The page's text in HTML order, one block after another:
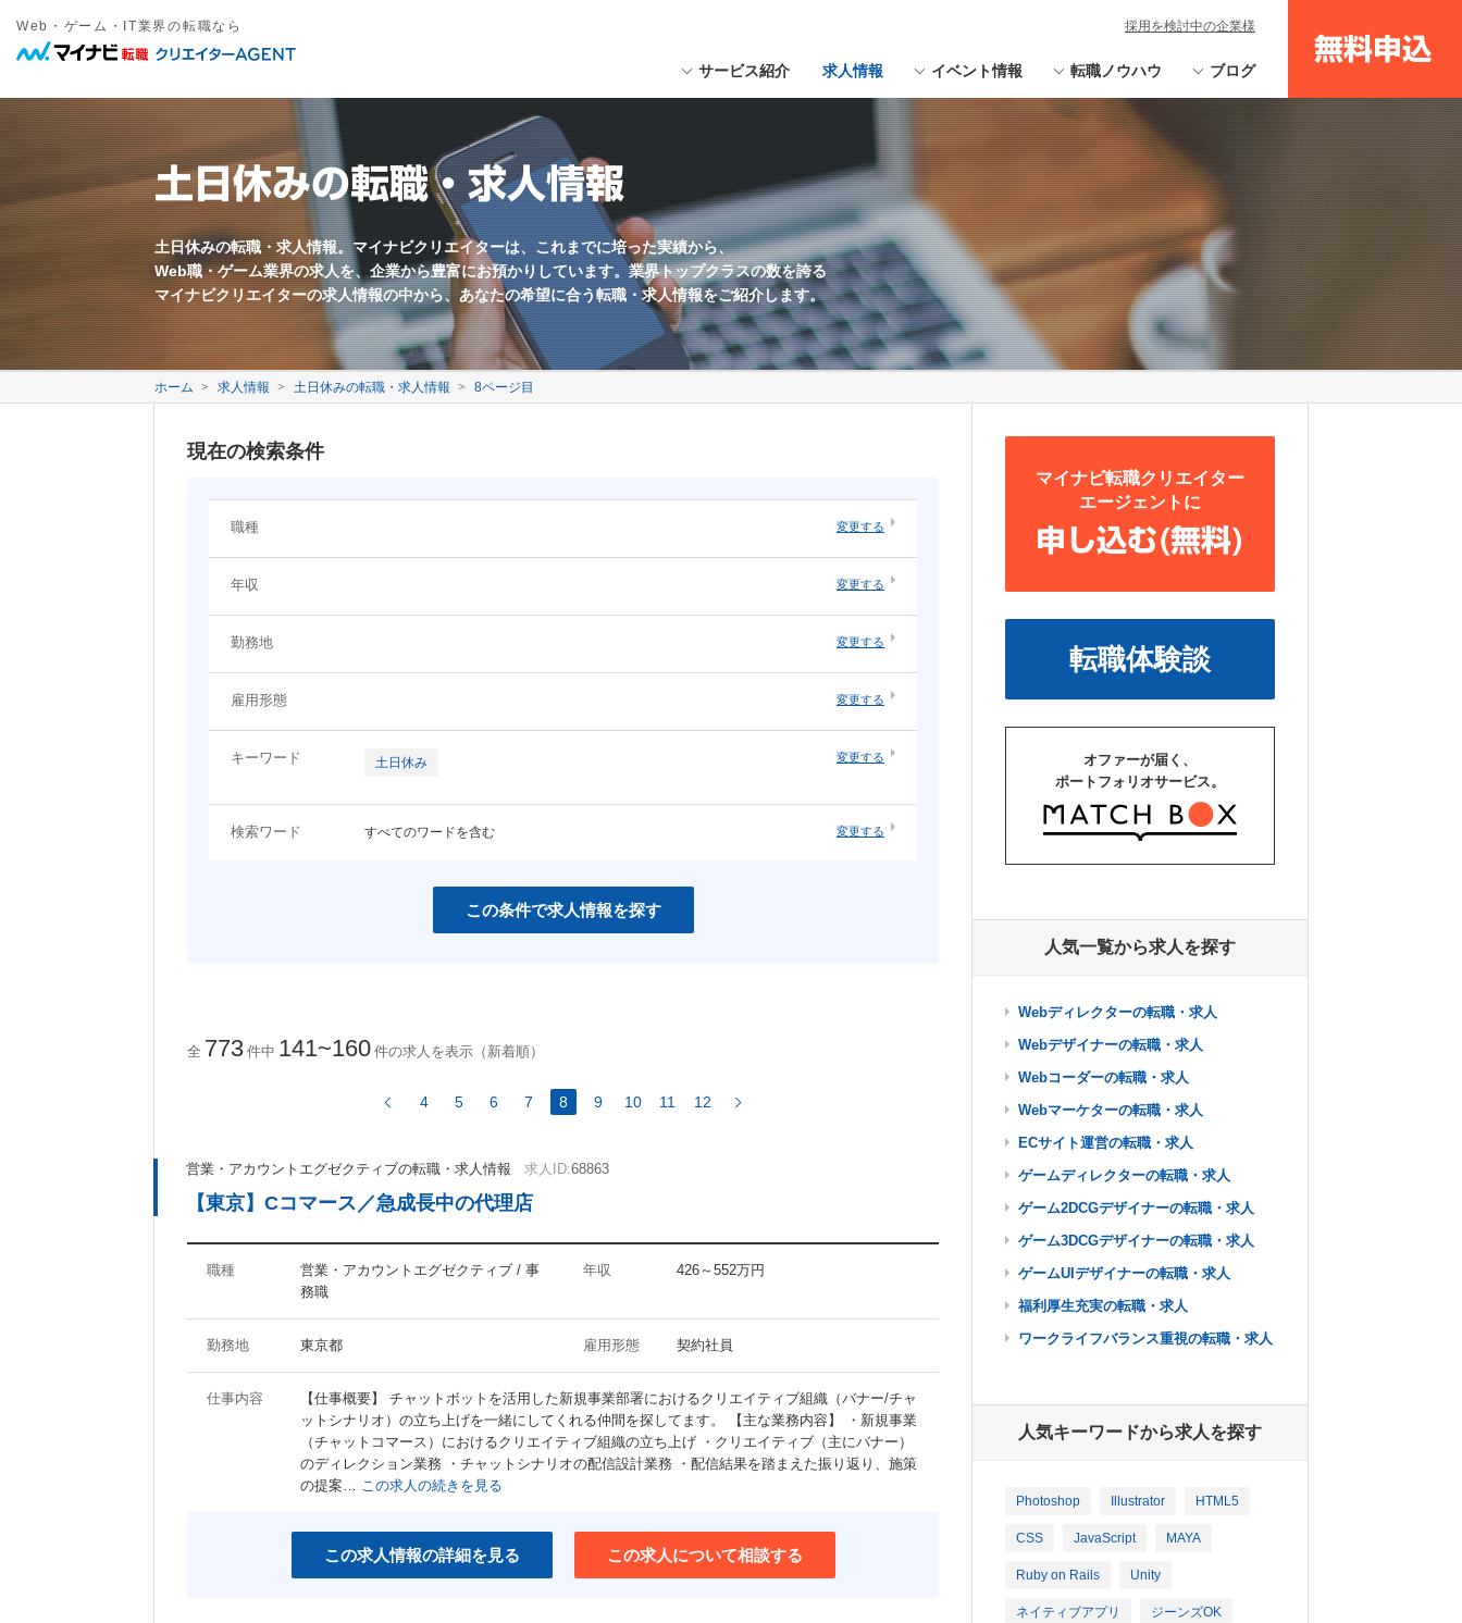
Web・ゲーム・IT業界の転職なら
サービス紹介 求人情報 イベント情報 転職ノウハウ ブログ
無料申込
採用を検討中の企業様
土日休みの転職・求人情報
土日休みの転職・求人情報。マイナビクリエイターは、これまでに培った実績から、
Web職・ゲーム業界の求人を、企業から豊富にお預かりしています。業界トップクラスの数を誇る
マイナビクリエイターの求人情報の中から、あなたの希望に合う転職・求人情報をご紹介します。
ホーム 求人情報 土日休みの転職・求人情報 8ページ目
現在の検索条件
職種 変更する
職種
Web系
Webプロデューサー Webディレクター
Webコーダー Webプログラマー Webマーケター
Webライター ECサイト運営 Web編集・コンテンツ企画
モバイル制作 映像クリエイター
ゲーム系
ゲームプロデューサー ゲームディレクター ゲームプランナー
ゲームプログラマー ゲームシナリオライター
システムエンジニア（制御・組み込
ネットワーク・サーバ設計・構築 ネットワーク・サーバ運用・保守
営業・アカウントエグゼクティブ
年収 変更する
年収
勤務地 変更する
勤務地
東京都近郊 愛知県近郊
雇用形態 変更する
雇用形態
正社員 契約社員
キーワード 土日休み 変更する
キーワード
募集要項に関するキーワード
業界未経験歓迎
新卒歓迎 第二新卒歓迎 学歴不問
年齢不問 採用枠5名以上 残業少なめ
フレックス勤務 完全週休二日制 海外勤務あり
退職金あり 英語を活かす
中国語を活かす 韓国語を活かす 土日休み
会社に関するキーワード
関わるプロジェクト・ジャンルに関するキーワード
開発言語・フレームワークに関するキーワード
HTML5
Unity
C＃
Dreamweaver Flash
MAYA
SEM アクセス解析
待遇・職場環境に関するキーワード
オフィスがきれい 駅5分以内
20代活躍の職場 30代活躍の職場
スポーツジム有り ユニークな職場
検索ワード すべてのワードを含む 変更する
フリーワード
職種名・勤務地・仕事内容などを入力してください。複数ワードは間にスペースを入れてください。
すべてのワードを含む いずれかのワードを含む
この条件で求人情報を探す
全 773 件中 141~160 件の求人を表示（新着順）
4 5 6 7 8 9 10 11 12
営業・アカウントエグゼクティブの転職・求人情報 求人ID:68863
【東京】Cコマース／急成長中の代理店
職種
営業・アカウントエグゼクティブ / 事
務職
年収 426～552万円
勤務地 東京都 雇用形態 契約社員
仕事内容
【仕事概要】 チャットボットを活用した新規事業部署におけるクリエイティブ組織（バナー/チャ
ットシナリオ）の立ち上げを一緒にしてくれる仲間を探してます。 【主な業務内容】 ・新規事業
（チャットコマース）におけるクリエイティブ組織の立ち上げ ・クリエイティブ（主にバナー）
のディレクション業務 ・チャットシナリオの配信設計業務 ・配信結果を踏まえた振り返り、施策
の提案… この求人の続きを見る
この求人情報の詳細を見る この求人について相談する
マイナビ転職クリエイター
エージェントに
申し込む(無料)
転職体験談
オファーが届く、
ポートフォリオサービス。
人気一覧から求人を探す
Webディレクターの転職・求人
Webデザイナーの転職・求人
Webコーダーの転職・求人
Webマーケターの転職・求人
ECサイト運営の転職・求人
ゲームディレクターの転職・求人
ゲーム2DCGデザイナーの転職・求人
ゲーム3DCGデザイナーの転職・求人
ゲームUIデザイナーの転職・求人
福利厚生充実の転職・求人
ワークライフバランス重視の転職・求人
人気キーワードから求人を探す
Photoshop Illustrator HTML5
CSS JavaScript MAYA
Ruby on Rails Unity
ネイティブアプリ ジーンズOK